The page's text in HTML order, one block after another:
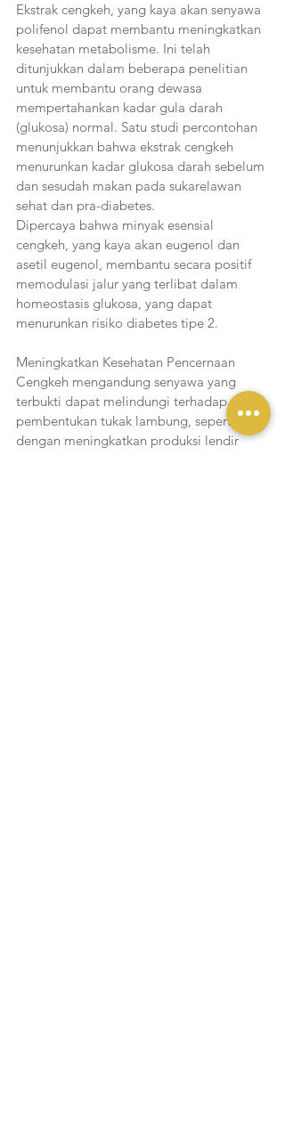
Ekstrak cengkeh, yang kaya akan senyawa
polifenol dapat membantu meningkatkan
kesehatan metabolisme. Ini telah
ditunjukkan dalam beberapa penelitian
untuk membantu orang dewasa
mempertahankan kadar gula darah
(glukosa) normal. Satu studi percontohan
menunjukkan bahwa ekstrak cengkeh
menurunkan kadar glukosa darah sebelum
dan sesudah makan pada sukarelawan
sehat dan pra-diabetes.
Dipercaya bahwa minyak esensial
cengkeh, yang kaya akan eugenol dan
asetil eugenol, membantu secara positif
memodulasi jalur yang terlibat dalam
homeostasis glukosa, yang dapat
menurunkan risiko diabetes tipe 2.
Meningkatkan Kesehatan Pencernaan
Cengkeh mengandung senyawa yang
terbukti dapat melindungi terhadap
pembentukan tukak lambung, seperti
dengan meningkatkan produksi lendir